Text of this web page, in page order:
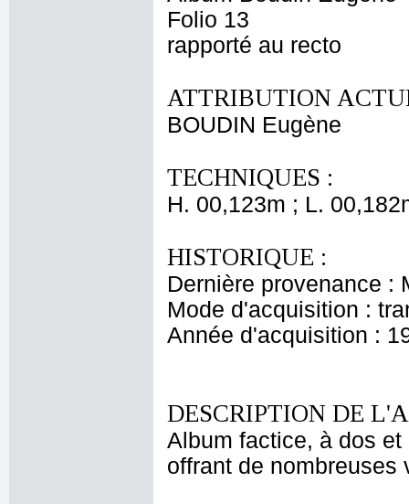
Folio 13
rapporté au recto
ATTRIBUTION
BOUDIN Eugène
TECHNIQUES :
H. 00,123m ; L.
HISTORIQUE :
Dernière provenance :
Mode d'acquisition :
Année d'acquisition :
DESCRIPTION DE
Album factice, à dos
offrant de nombreuses